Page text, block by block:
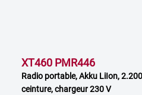
XT460 PMR446
Radio portable, Akku LiIon,
ceinture, chargeur 230 V